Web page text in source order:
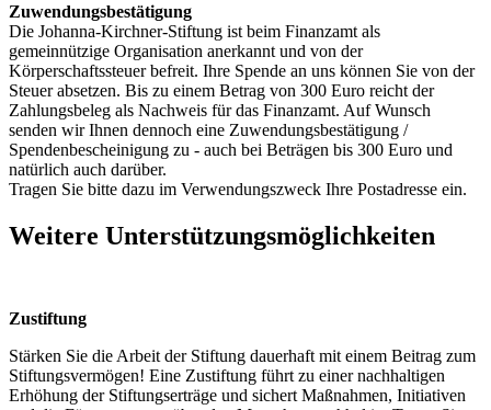
Zuwendungsbestätigung
Die Johanna-Kirchner-Stiftung ist beim Finanzamt als
gemeinnützige Organisation anerkannt und von der
Körperschaftssteuer befreit. Ihre Spende an uns können Sie von der
Steuer absetzen. Bis zu einem Betrag von 300 Euro reicht der
Zahlungsbeleg als Nachweis für das Finanzamt. Auf Wunsch
senden wir Ihnen dennoch eine Zuwendungsbestätigung /
Spendenbescheinigung zu - auch bei Beträgen bis 300 Euro und
natürlich auch darüber.
Tragen Sie bitte dazu im Verwendungszweck Ihre Postadresse ein.
Weitere Unterstützungsmöglichkeiten
Zustiftung
Stärken Sie die Arbeit der Stiftung dauerhaft mit einem Beitrag zum
Stiftungsvermögen! Eine Zustiftung führt zu einer nachhaltigen
Erhöhung der Stiftungserträge und sichert Maßnahmen, Initiativen